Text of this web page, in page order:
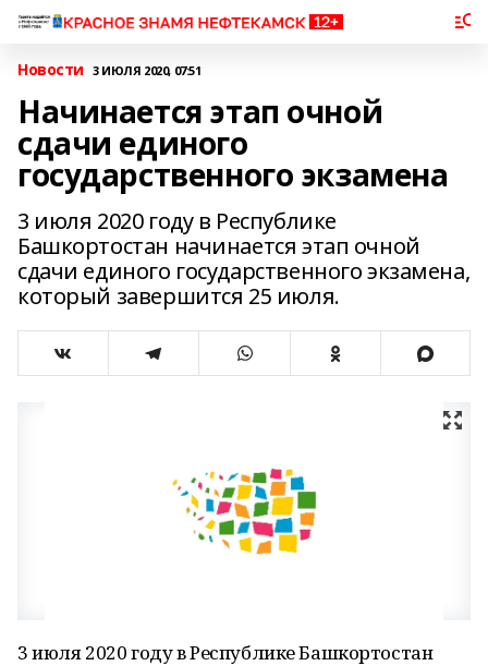
Новости 3 ИЮЛЯ 2020, 07:51
Начинается этап очной
сдачи единого
государственного экзамена
3 июля 2020 году в Республике
Башкортостан начинается этап очной
сдачи единого государственного экзамена,
который завершится 25 июля.
3 июля 2020 году в Республике Башкортостан